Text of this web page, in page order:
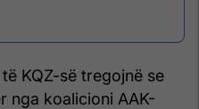
KQZ-së tregojnë se
nga koalicioni AAK-